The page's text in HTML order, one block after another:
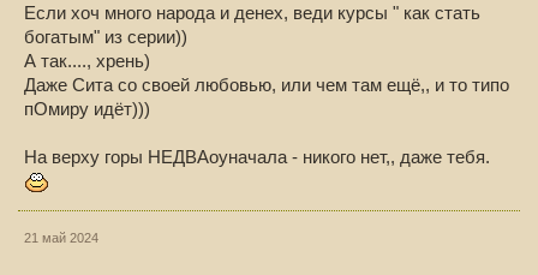
Если хоч много народа и денех, веди курсы " как стать
богатым" из серии))
А так...., хрень)
Даже Сита со своей любовью, или чем там ещё,, и то типо
пОмиру идёт)))
На верху горы НЕДВАоуначала - никого нет,, даже тебя.
21 май 2024